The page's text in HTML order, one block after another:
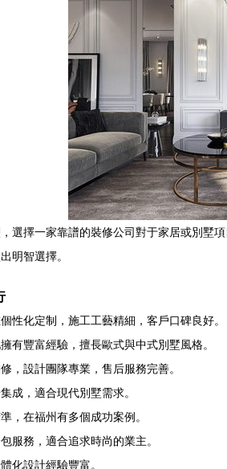
選擇一家靠譜的裝修公司對于家居或別墅
明智選擇。
性化定制，施工工藝精細，客戶口碑良好。
有豐富經驗，擅長歐式與中式別墅風格。
，設計團隊專業，售后服務完善。
成，適合現代別墅需求。
，在福州有多個成功案例。
服務，適合追求時尚的業主。
化設計經驗豐富。